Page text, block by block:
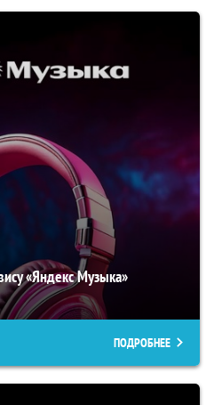
«Яндекс Музыка»
ПОДРОБНЕЕ